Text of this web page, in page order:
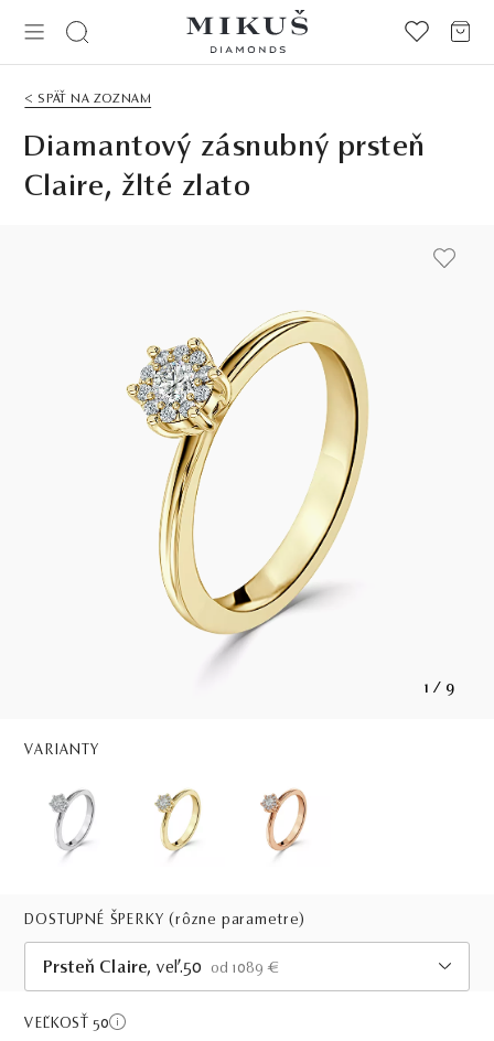
< SPÄŤ NA ZOZNAM
Diamantový zásnubný prsteň
Claire, žlté zlato
1 / 9
VARIANTY
DOSTUPNÉ ŠPERKY(rôzne parametre)
Prsteň Claire, veľ.50
od 1089 €
Skladom TN
VEĽKOSŤ 50